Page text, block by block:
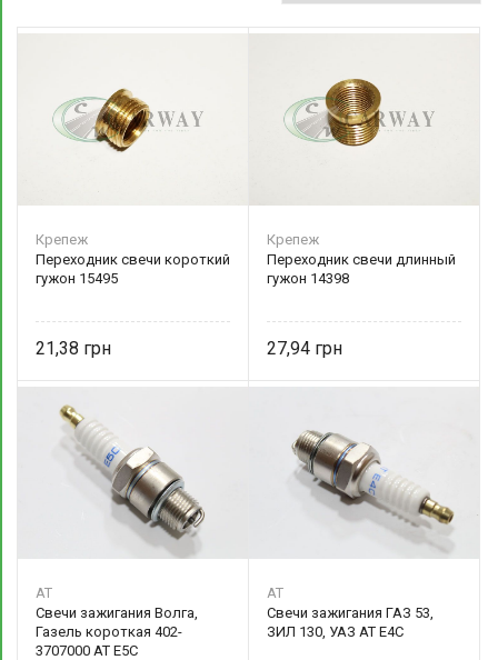
Крепеж
Переходник свечи короткий
гужон 15495
21,38
Крепеж
Переходник свечи длинный
гужон 14398
27,94
AT
Свечи зажигания Волга,
Газель короткая 402-
3707000 AT E5C
AT
Свечи зажигания ГАЗ 53,
ЗИЛ 130, УАЗ AT E4C